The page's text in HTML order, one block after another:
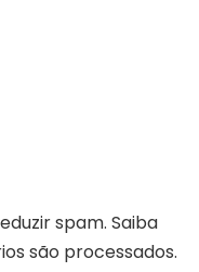
spam. Saiba
são processados.